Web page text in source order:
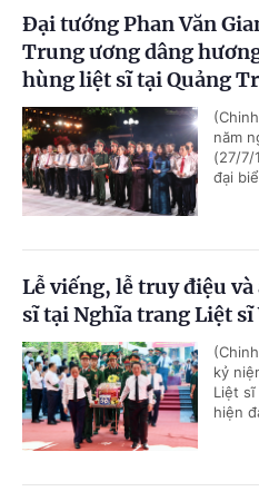
Đại tướng Phan Văn
Trung ương dâng
hùng liệt sĩ tại Quảng
năm
(27/7/
đại
Lễ viếng, lễ truy điệu
sĩ tại Nghĩa trang Liệt sĩ
kỷ
Liệt
hiện